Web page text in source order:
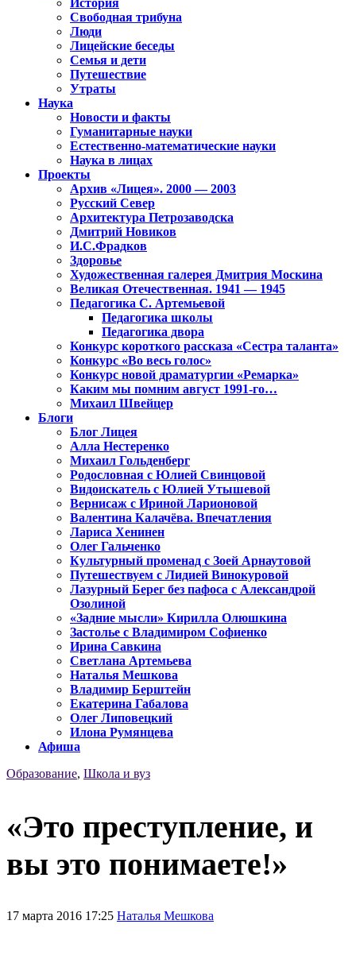
История
Свободная трибуна
Люди
Лицейские беседы
Семья и дети
Путешествие
Утраты
Наука
Новости и факты
Гуманитарные науки
Естественно-математические науки
Наука в лицах
Проекты
Архив «Лицея». 2000 — 2003
Русский Север
Архитектура Петрозаводска
Дмитрий Новиков
И.С.Фрадков
Здоровье
Художественная галерея Дмитрия Москина
Великая Отечественная. 1941 — 1945
Педагогика С. Артемьевой
Педагогика школы
Педагогика двора
Конкурс короткого рассказа «Сестра таланта»
Конкурс «Во весь голос»
Конкурс новой драматургии «Ремарка»
Каким мы помним август 1991-го…
Михаил Швейцер
Блоги
Блог Лицея
Алла Нестеренко
Михаил Гольденберг
Родословная с Юлией Свинцовой
Видоискатель с Юлией Утышевой
Вернисаж с Ириной Ларионовой
Валентина Калачёва. Впечатления
Лариса Хенинен
Олег Гальченко
Культурный променад с Зоей Арнаутовой
Путешествуем с Лидией Винокуровой
Лазурный Берег без пафоса с Александрой
Озолиной
«Задние мысли» Кирилла Олюшкина
Застолье с Владимиром Софиенко
Ирина Савкина
Светлана Артемьева
Наталья Мешкова
Владимир Берштейн
Екатерина Габалова
Олег Липовецкий
Илона Румянцева
Афиша
Образование, Школа и вуз
«Это преступление, и
вы это понимаете!»
17 марта 2016 17:25 Наталья Мешкова